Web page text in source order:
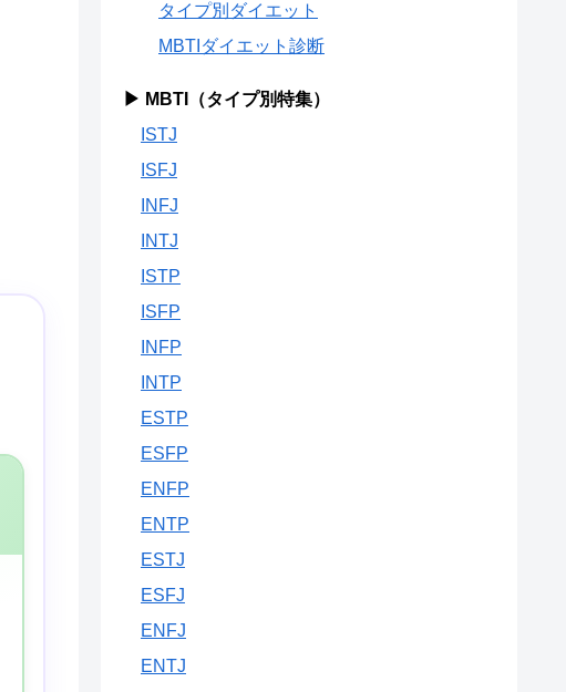
タイプ別ダイエット
MBTIダイエット診断
▶ MBTI（タイプ別特集）
ISTJ
ISFJ
INFJ
INTJ
ISTP
ISFP
INFP
INTP
ESTP
ESFP
ENFP
ENTP
ESTJ
ESFJ
ENFJ
ENTJ